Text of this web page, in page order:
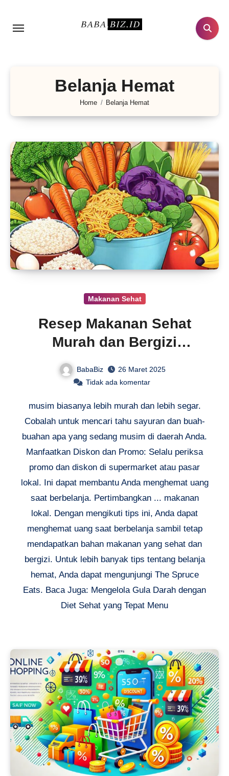
Belanja Hemat
Home Belanja Hemat
Makanan Sehat
Resep Makanan Sehat
Murah dan Bergizi
BabaBiz
26 Maret 2025
Tidak ada komentar
musim biasanya lebih murah dan lebih segar.
Cobalah untuk mencari tahu sayuran dan buah-
buahan apa yang sedang musim di daerah Anda.
Manfaatkan Diskon dan Promo: Selalu periksa
promo dan diskon di supermarket atau pasar
lokal. Ini dapat membantu Anda menghemat uang
saat berbelanja. Pertimbangkan ... makanan
lokal. Dengan mengikuti tips ini, Anda dapat
menghemat uang saat berbelanja sambil tetap
mendapatkan bahan makanan yang sehat dan
bergizi. Untuk lebih banyak tips tentang belanja
hemat, Anda dapat mengunjungi The Spruce
Eats. Baca Juga: Mengelola Gula Darah dengan
Diet Sehat yang Tepat Menu